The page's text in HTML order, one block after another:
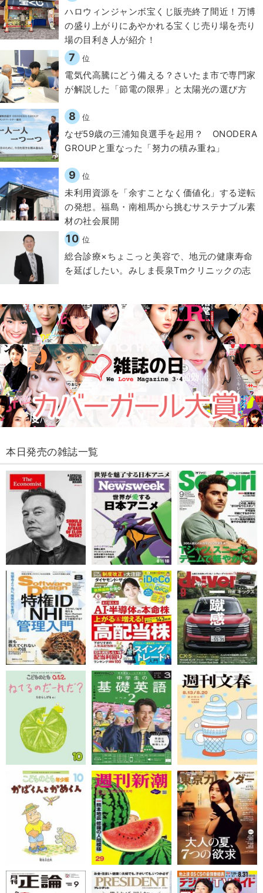
ハロウィンジャンボ宝くじ販売終了間近！万博
の盛り上がりにあやかれる宝くじ売り場を売り
場の目利き人が紹介！
7 位
電気代高騰にどう備える？さいたま市で専門家
が解説した「節電の限界」と太陽光の選び方
8 位
なぜ59歳の三浦知良選手を起用？ ONODERA
GROUPと重なった「努力の積み重ね」
9 位
​​未利用資源を「余すことなく価値化」する逆転
の発想。福島・南相馬から挑むサステナブル素
材の社会展開​
10 位
総合診療×ちょこっと美容で、地元の健康寿命
を延ばしたい。みしま長泉Tmクリニックの志
本日発売の雑誌一覧